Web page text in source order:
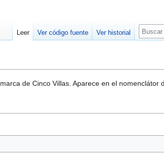
de Cinco Villas. Aparece en el nomenclátor
Leer Ver código fuente Ver historial